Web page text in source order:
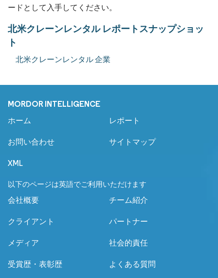
ードとして入手してください。
北米クレーンレンタル レポートスナップショッ
ト
北米クレーンレンタル 企業
MORDOR INTELLIGENCE
ホーム レポート
お問い合わせ サイトマップ
XML
以下のページは英語でご利用いただけます
会社概要
チーム紹介
クライアント パートナー
メディア 社会的責任
受賞歴・表彰歴 よくある質問